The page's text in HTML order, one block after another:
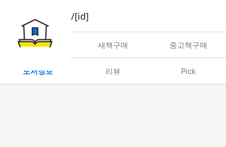
book/rent/[id]
대여 새책구매 중고책구매
도서정보 리뷰 Pick